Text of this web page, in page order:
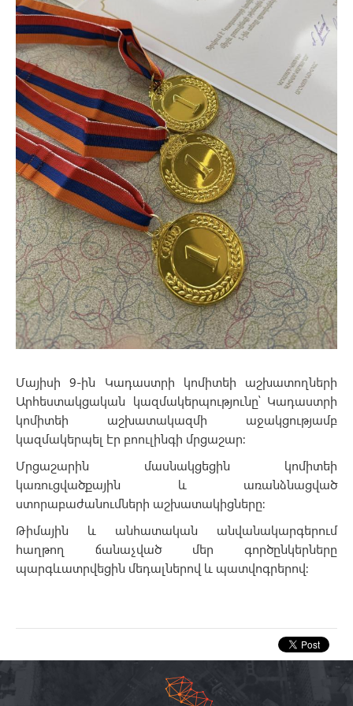
Մայիսի 9-ին Կադաստրի կոմիտեի աշխատողների
Արհեստակցական կազմակերպությունը՝ Կադաստրի
կոմիտեի աշխատակազմի աջակցությամբ
կազմակերպել էր բոուլինգի մրցաշար:
Մրցաշարին մասնակցեցին կոմիտեի
կառուցվածքային և առանձնացված
ստորաբաժանումների աշխատակիցները:
Թիմային և անհատական անվանակարգերում
հաղթող ճանաչված մեր գործընկերները
պարգևատրվեցին մեդալներով և պատվոգրերով: